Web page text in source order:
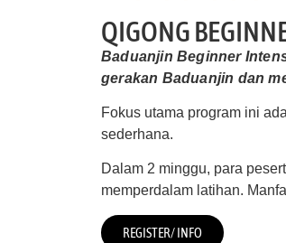
QIGONG
Baduanjin Beginner
gerakan Baduanjin dan
Fokus utama program ini
sederhana.
Dalam 2 minggu, para
memperdalam latihan.
REGISTER/ INFO